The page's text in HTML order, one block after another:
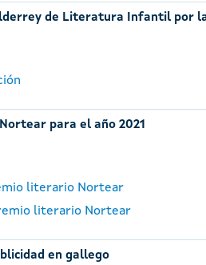
de Literatura Infantil por
para el año 2021
literario Nortear
literario Nortear
en gallego